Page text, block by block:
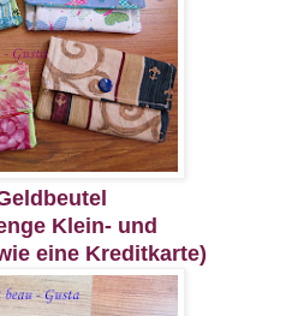
Klein- und
eine Kreditkarte)